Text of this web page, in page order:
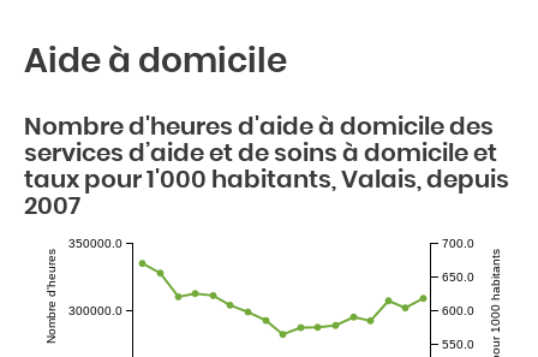
Aide à domicile
Nombre d'heures d'aide à domicile des
services d’aide et de soins à domicile et
taux pour 1'000 habitants, Valais, depuis
2007
Nombre d'heures 300000.0
350000.0
550.0
600.0
650.0
700.0